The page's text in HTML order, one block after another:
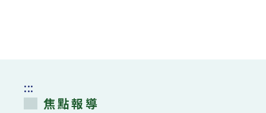
:::
焦點報導